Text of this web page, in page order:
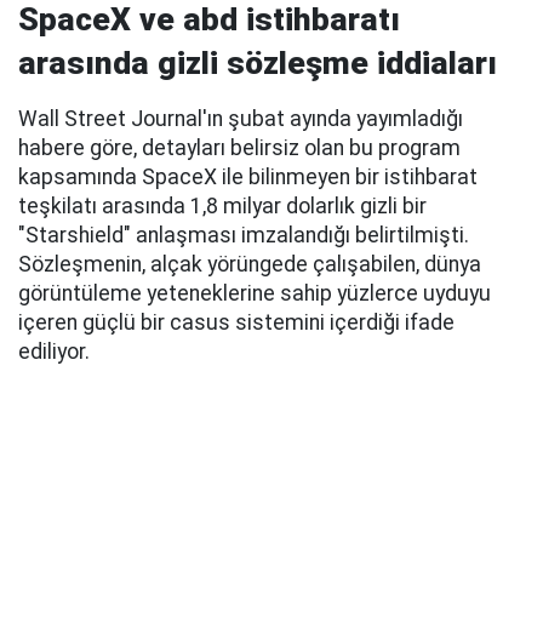
SpaceX ve abd istihbaratı
arasında gizli sözleşme iddiaları
Wall Street Journal'ın şubat ayında yayımladığı
habere göre, detayları belirsiz olan bu program
kapsamında SpaceX ile bilinmeyen bir istihbarat
teşkilatı arasında 1,8 milyar dolarlık gizli bir
"Starshield" anlaşması imzalandığı belirtilmişti.
Sözleşmenin, alçak yörüngede çalışabilen, dünya
görüntüleme yeteneklerine sahip yüzlerce uyduyu
içeren güçlü bir casus sistemini içerdiği ifade
ediliyor.